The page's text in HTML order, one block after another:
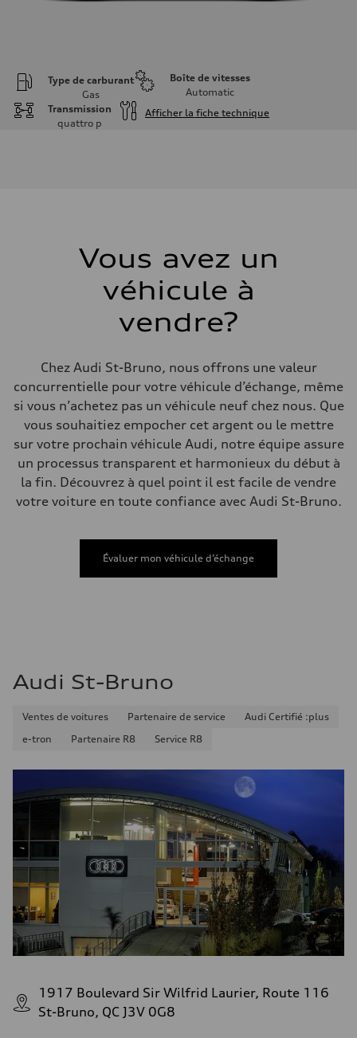
Type de carburant
Gas
Boîte de vitesses
Automatic
Transmission
quattro p
Afficher la fiche technique
Transmission
7-speed S tronic automatic
McPherson suspension strut front
Système de freinage
—
Direction
Electromechanical steering with speed-sensitive power assist
Poids
Poids à vide
—
Poids brut admissible
Volumes
Réservoir de carburant (approx.)
Vitesse de pointe
10.8 l/100 km
Consommation combinée
9.6 l/100 km
Vous avez un
véhicule à
vendre?
Chez Audi St-Bruno, nous offrons une valeur
concurrentielle pour votre véhicule d’échange, même
si vous n’achetez pas un véhicule neuf chez nous. Que
vous souhaitiez empocher cet argent ou le mettre
sur votre prochain véhicule Audi, notre équipe assure
un processus transparent et harmonieux du début à
la fin. Découvrez à quel point il est facile de vendre
votre voiture en toute confiance avec Audi St-Bruno.
Évaluer mon véhicule d’échange
Audi St-Bruno
Ventes de voitures Partenaire de service
Audi Certifié :plus
e-tron
Partenaire R8 Service R8
1917 Boulevard Sir Wilfrid Laurier, Route 116
St-Bruno, QC J3V 0G8